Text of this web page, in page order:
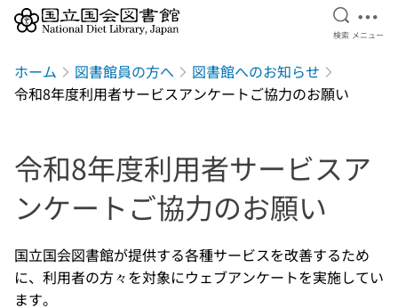
検索を
検索 メ
メニュー
ホーム 図書館員の方へ
図書館へのお知らせ
令和8年度利用者サービスアンケートご協力のお願い
令和8年度利用者サービスア
ンケートご協力のお願い
国立国会図書館が提供する各種サービスを改善するため
に、利用者の方々を対象にウェブアンケートを実施してい
ます。